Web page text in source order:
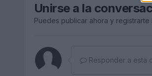
Unirse a la
Puedes publicar ahora y registrarte
Responder a esta